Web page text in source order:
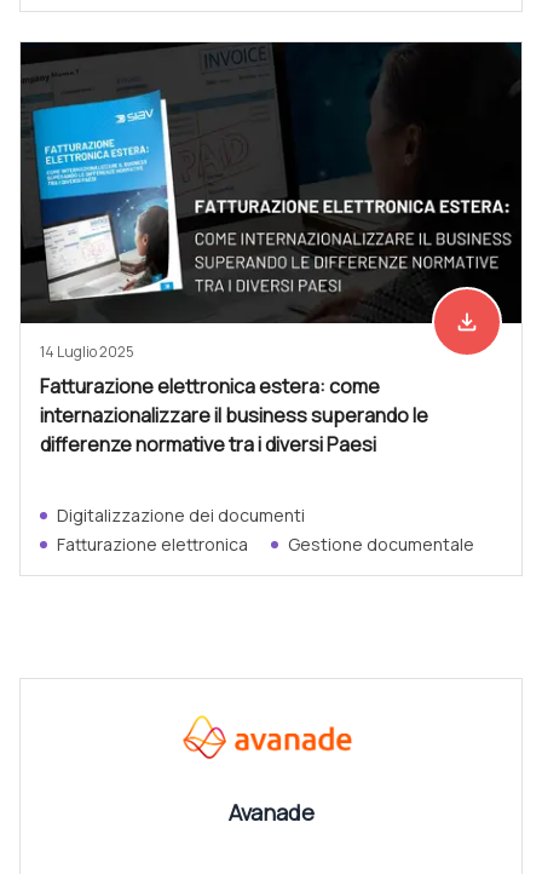
Scarica
file_download
14 Luglio 2025
Fatturazione elettronica estera: come
internazionalizzare il business superando le
differenze normative tra i diversi Paesi
Digitalizzazione dei documenti
Fatturazione elettronica
Gestione documentale
Avanade